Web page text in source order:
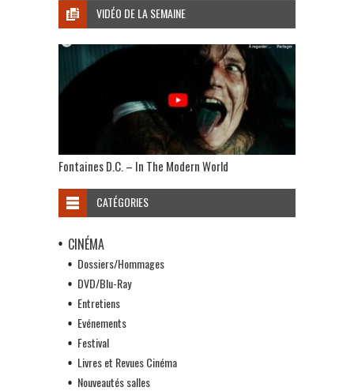
VIDÉO DE LA SEMAINE
Fontaines D.C. – In The Modern World
CATÉGORIES
CINÉMA
Dossiers/Hommages
DVD/Blu-Ray
Entretiens
Evénements
Festival
Livres et Revues Cinéma
Nouveautés salles